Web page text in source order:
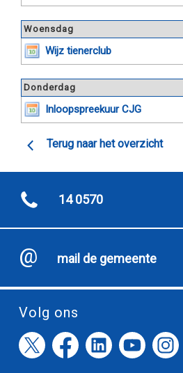
Woensdag
Wijz tienerclub
Donderdag
Inloopspreekuur CJG
Terug naar het overzicht
14 0570
mail de gemeente
Volg ons